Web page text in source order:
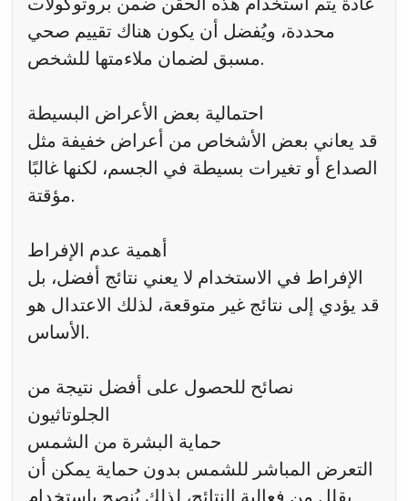
محددة، ويُفضل أن يكون هناك تقييم صحي
مسبق لضمان ملاءمتها للشخص.
احتمالية بعض الأعراض البسيطة
قد يعاني بعض الأشخاص من أعراض خفيفة مثل
الصداع أو تغيرات بسيطة في الجسم، لكنها غالبًا
مؤقتة.
أهمية عدم الإفراط
الإفراط في الاستخدام لا يعني نتائج أفضل، بل
قد يؤدي إلى نتائج غير متوقعة، لذلك الاعتدال هو
الأساس.
نصائح للحصول على أفضل نتيجة من
الجلوتاثيون
حماية البشرة من الشمس
التعرض المباشر للشمس بدون حماية يمكن أن
يقلل من فعالية النتائج، لذلك يُنصح باستخدام